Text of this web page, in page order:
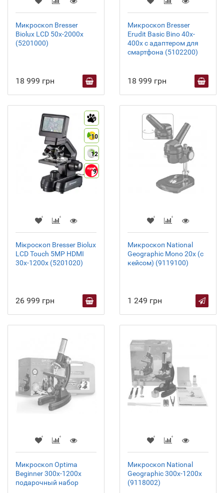
Микроскоп Bresser
Biolux LCD 50x-2000x
(5201000)
18 999 грн
Микроскоп Bresser
Erudit Basic Bino 40x-
400x с адаптером для
смартфона (5102200)
18 999 грн
9
10
12
9
Мікроскоп Bresser Biolux
LCD Touch 5MP HDMI
30x-1200x (5201020)
26 999 грн
Микроскоп National
Geographic Mono 20x (с
кейсом) (9119100)
1 249 грн
Микроскоп Optima
Beginner 300x-1200x
подарочный набор
Микроскоп National
Geographic 300x-1200x
(9118002)